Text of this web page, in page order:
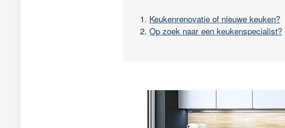
1. Keukenrenovatie of nieuwe keuken?
2. Op zoek naar een keukenspecialist?